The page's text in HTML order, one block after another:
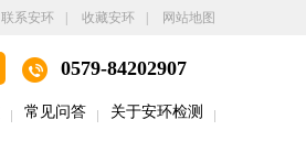
联系安环 收藏安环 网站地图
0579-84202907
常见问答 关于安环检测